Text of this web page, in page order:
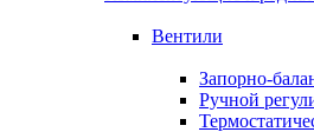
Вентили
Запорно-
Ручной